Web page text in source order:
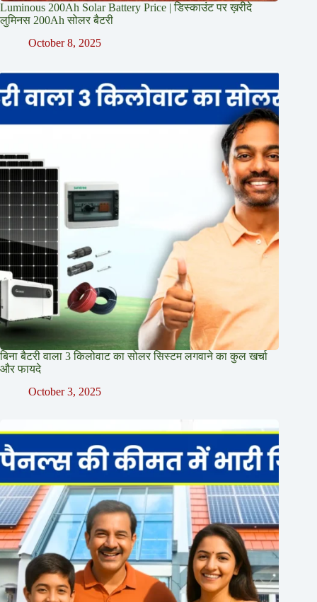
Luminous 200Ah Solar Battery Price​ | डिस्काउंट पर ख़रीदे
लुमिनस 200Ah सोलर बैटरी
October 8, 2025
बिना बैटरी वाला 3 किलोवाट का सोलर सिस्टम लगवाने का कुल खर्चा
और फायदे
October 3, 2025